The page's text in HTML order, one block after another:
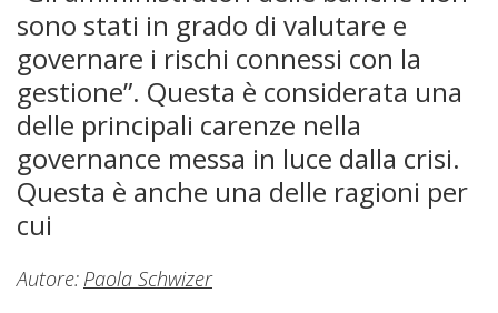
sono stati in grado di valutare e
governare i rischi connessi con la
gestione”. Questa è considerata una
delle principali carenze nella
governance messa in luce dalla crisi.
Questa è anche una delle ragioni per
cui
Autore: Paola Schwizer